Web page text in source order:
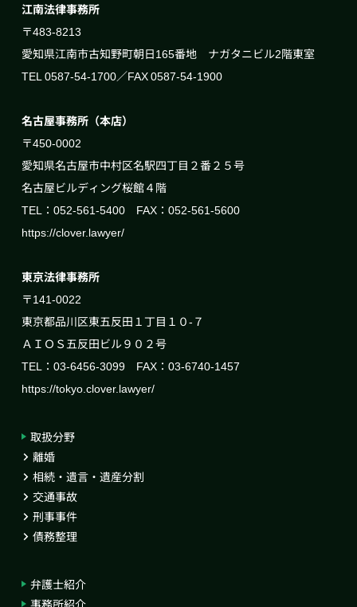
江南法律事務所
〒483-8213
愛知県江南市古知野町朝日165番地 ナガタニビル2階東室
TEL 0587-54-1700／FAX 0587-54-1900
名古屋事務所（本店）
〒450-0002
愛知県名古屋市中村区名駅四丁目２番２５号
名古屋ビルディング桜館４階
TEL：052-561-5400 FAX：052-561-5600
https://clover.lawyer/
東京法律事務所
〒141-0022
東京都品川区東五反田１丁目１０-７
ＡＩＯＳ五反田ビル９０２号
TEL：03-6456-3099 FAX：03-6740-1457
https://tokyo.clover.lawyer/
取扱分野
離婚
相続・遺言・遺産分割
交通事故
刑事事件
債務整理
弁護士紹介
事務所紹介